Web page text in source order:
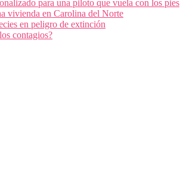
para una piloto que vuela con los pies
vivienda en Carolina del Norte
en peligro de extinción
contagios?